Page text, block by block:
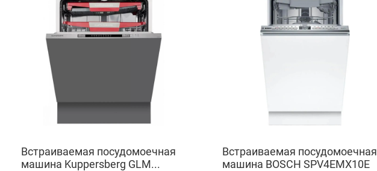
Встраиваемая посудомоечная
машина Kuppersberg GLM...
Встраиваемая посудомоечная
машина BOSCH SPV4EMX10E